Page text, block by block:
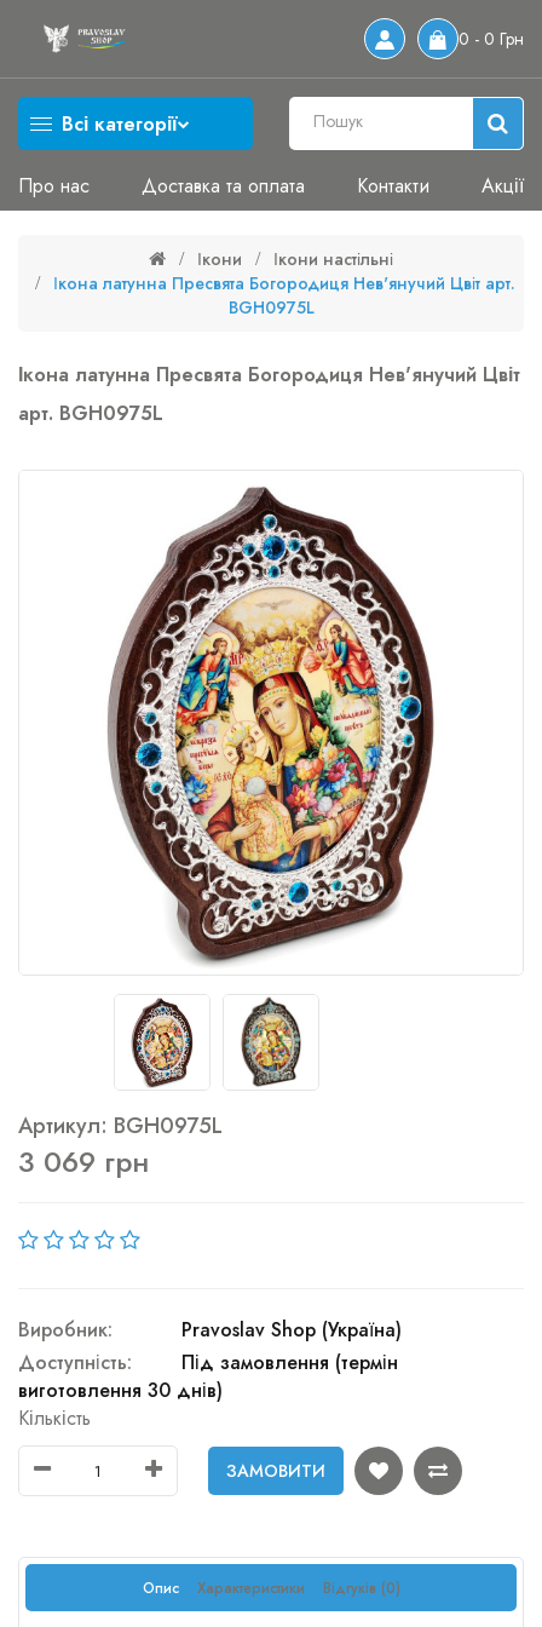
0 - 0 Грн
Всі категорії
Про нас Доставка та оплата Контакти Акції
Ікони
Ікони настільні
Ікона латунна Пресвята Богородиця Нев'янучий Цвіт арт.
BGH0975L
Ікона латунна Пресвята Богородиця Нев'янучий Цвіт
арт. BGH0975L
Артикул: BGH0975L
3 069 грн
Виробник:
Pravoslav Shop (Україна)
Доступність:
Під замовлення (термін
виготовлення 30 днів)
Кількість
ЗАМОВИТИ
Опис Характеристики Відгуків (0)